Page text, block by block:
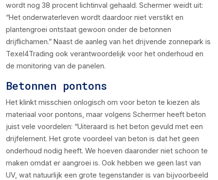
wordt nog 38 procent lichtinval gehaald. Schermer weidt uit:
“Het onderwaterleven wordt daardoor niet verstikt en
plantengroei ontstaat gewoon onder de betonnen
drijflichamen.” Naast de aanleg van het drijvende zonnepark is
Texel4Trading ook verantwoordelijk voor het onderhoud en
de monitoring van de panelen.
Betonnen pontons
Het klinkt misschien onlogisch om voor beton te kiezen als
materiaal voor pontons, maar volgens Schermer heeft beton
juist vele voordelen: “Uiteraard is het beton gevuld met een
drijfelement. Het grote voordeel van beton is dat het geen
onderhoud nodig heeft. We hoeven daaronder niet schoon te
maken omdat er aangroei is. Ook hebben we geen last van
UV, wat natuurlijk een grote tegenstander is van bijvoorbeeld